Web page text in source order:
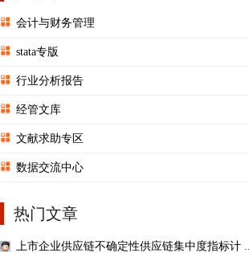
会计与财务管理
stata专版
行业分析报告
经管文库
文献求助专区
数据交流中心
热门文章
上市企业供应链不确定性供应链集中度指标计 ...